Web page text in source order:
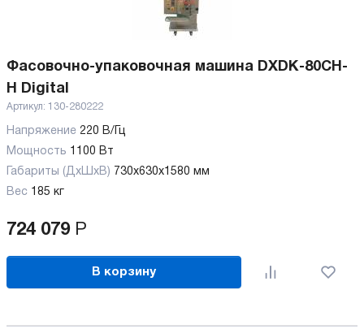
Фасовочно-упаковочная машина DXDK-80CH-
H Digital
Артикул: 130-280222
Напряжение 220 В/Гц
Мощность 1100 Вт
Габариты (ДхШхВ) 730х630х1580 мм
Вес 185 кг
724 079 Р
В корзину